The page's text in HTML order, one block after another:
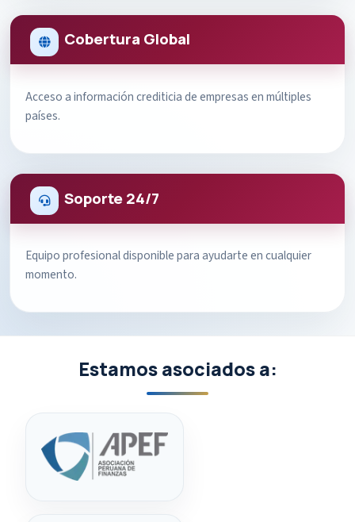
Cobertura Global
Acceso a información crediticia de empresas en múltiples
países.
Soporte 24/7
Equipo profesional disponible para ayudarte en cualquier
momento.
Estamos asociados a: